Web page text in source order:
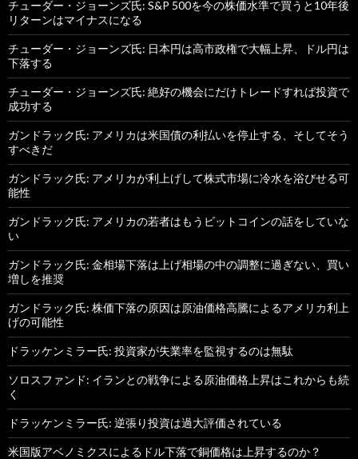
チューダー・ジョーンズ氏: S&P 500を今の株価水準で買うと10年後
リターンはマイナスになる
チューダー・ジョーンズ氏: 日本円は高市政権で大幅上昇、ドル円は
下落する
チューダー・ジョーンズ氏: 絶好の機会にだけトレードすれば投資で
成功する
ガンドラック氏: アメリカは米国債の利払いを停止する、そしてそう
すべきだ
ガンドラック氏: アメリカが利上げして株式市場に冷水を浴びせる可
能性
ガンドラック氏: アメリカの若者はもうビットコインの話をしていな
い
ガンドラック氏: 金相場下落は上げ相場の中の調整に過ぎない、買い
増しを推奨
ガンドラック氏: 株価下落の原因は原油価格高騰によるアメリカ利上
げの可能性
ドラッケンミラー氏: 投資家が失業率を監視するのは無駄
ソロスファンド: イランとの戦争による原油価格上昇はこれからも続
く
ドラッケンミラー氏: 逆張り投資は過大評価されている
米国版アベノミクスによるドル下落で銅価格は上昇するのか？